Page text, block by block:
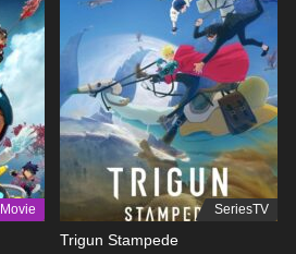
Movie SeriesTV
Trigun Stampede